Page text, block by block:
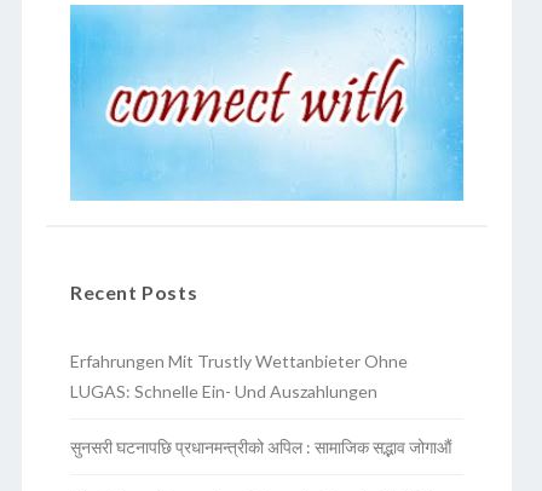
Recent Posts
Erfahrungen Mit Trustly Wettanbieter Ohne
LUGAS: Schnelle Ein- Und Auszahlungen
सुनसरी घटनापछि प्रधानमन्त्रीको अपिल : सामाजिक सद्भाव जोगाऔं